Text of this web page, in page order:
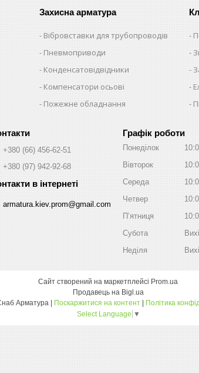
Захисна арматура
Вібровставки для трубопроводів
Пневмоприводи
Конденсатовідвідники
Компенсатори осьові
Пожежне обладнання
+380 (66) 456-62-51
+380 (97) 942-92-68
armatura.kiev.prom@gmail.com
Графік роботи
Понеділок
Вівторок
Середа
Четвер
Пʼятниця
Субота
Неділя
Сайт створений на маркетплейсі Prom.ua
Продавець на Bigl.ua
Поскаржитися на контент
Політика
Select Language ▼